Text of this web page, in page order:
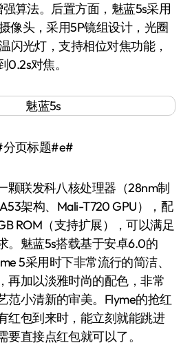
算法。后置方面，魅蓝5s采用
像头，采用5P镜组设计，光圈
闪光灯，支持相位对焦功能，
对焦。
页标题#e#
联发科八核处理器（28nm制
架构、Mali-T720 GPU），配
ROM（支持扩展），可以满足
。魅蓝5s搭载基于安卓6.0的
5采用时下非常流行的简洁、
再加以淡雅时尚的配色，非常
范小清新的审美。Flyme的抢红
红包到来时，能立刻就能跳进
直接点红包就可以了。